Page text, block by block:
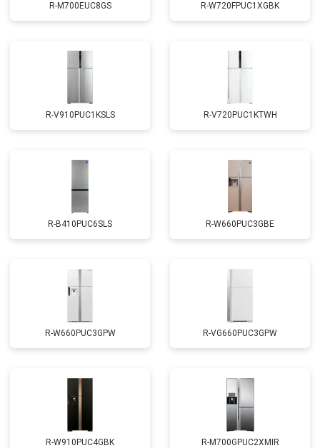
R-M700EUC8GS R-W720FPUC1XGBK
R-V910PUC1KSLS R-V720PUC1KTWH
R-B410PUC6SLS R-W660PUC3GBE
R-W660PUC3GPW R-VG660PUC3GPW
R-W910PUC4GBK R-M700GPUC2XMIR